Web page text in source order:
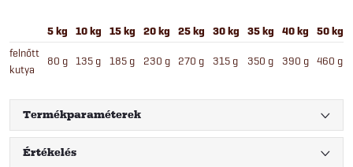
5 kg 10 kg 15 kg 20 kg 25 kg 30 kg 35 kg 40 kg 50 kg
felnőtt
kutya
80 g 135 g 185 g 230 g 270 g 315 g 350 g 390 g 460 g
Termékparaméterek
Értékelés